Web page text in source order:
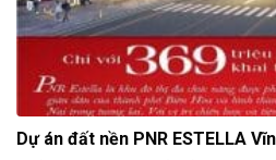
Dự án đất nền PNR ESTELLA